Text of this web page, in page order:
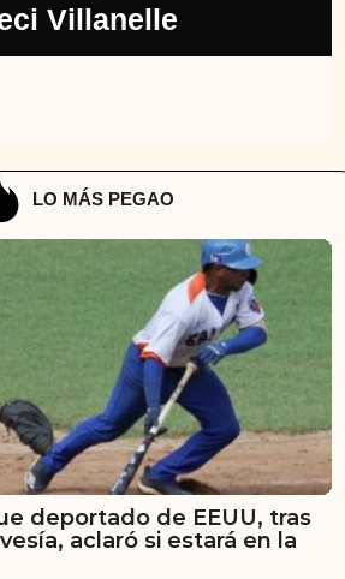
Villanelle
LO MÁS PEGAO
deportado de EEUU, tras
aclaró si estará en la